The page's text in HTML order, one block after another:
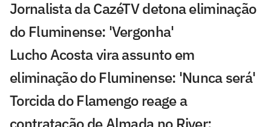
Jornalista da CazéTV detona eliminação
do Fluminense: 'Vergonha'
Lucho Acosta vira assunto em
eliminação do Fluminense: 'Nunca será'
Torcida do Flamengo reage a